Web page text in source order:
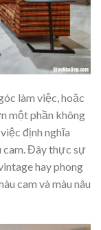
làm việc, hoặc
một phần không
định nghĩa
cam. Đây thực sự
hay phong
cam và màu nâu